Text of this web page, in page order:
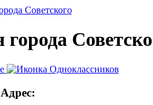
Адрес: